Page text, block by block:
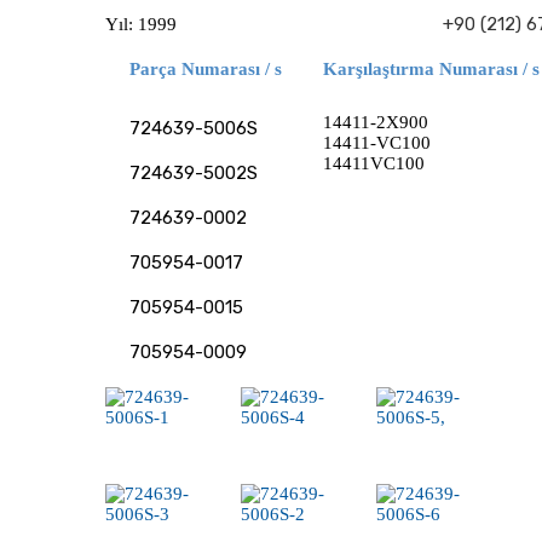
Yıl: 1999 +90 (212)
Parça Numarası / s
724639-5006S
724639-5002S
724639-0002
705954-0017
705954-0015
705954-0009
Karşılaştırma Numarası / s
14411-2X900
14411-VC100
14411VC100